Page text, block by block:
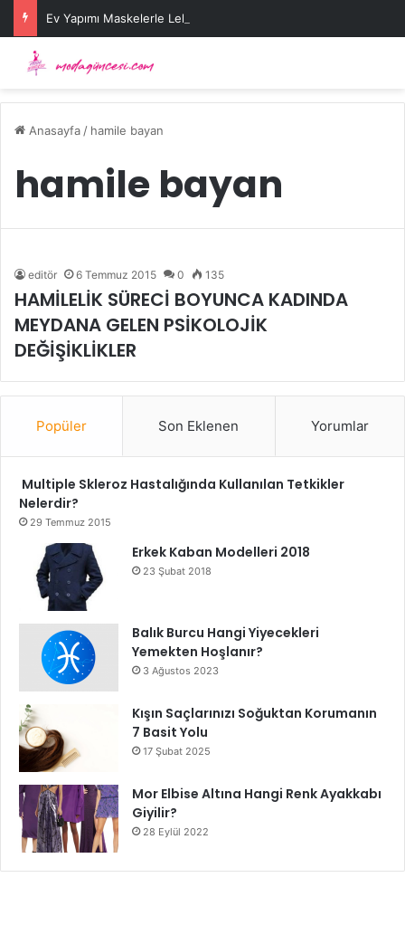
Ev Yapımı Maskelerle Leke Sorununa Çözüm Önerileri
Anasayfa / hamile bayan
hamile bayan
editör 6 Temmuz 2015 0 135
HAMİLELİK SÜRECİ BOYUNCA KADINDA
MEYDANA GELEN PSİKOLOJİK
DEĞİŞİKLİKLER
Popüler Son Eklenen Yorumlar
Multiple Skleroz Hastalığında Kullanılan Tetkikler
Nelerdir?
29 Temmuz 2015
Erkek Kaban Modelleri 2018
23 Şubat 2018
Balık Burcu Hangi Yiyecekleri
Yemekten Hoşlanır?
3 Ağustos 2023
Kışın Saçlarınızı Soğuktan Korumanın
7 Basit Yolu
17 Şubat 2025
Mor Elbise Altına Hangi Renk Ayakkabı
Giyilir?
28 Eylül 2022